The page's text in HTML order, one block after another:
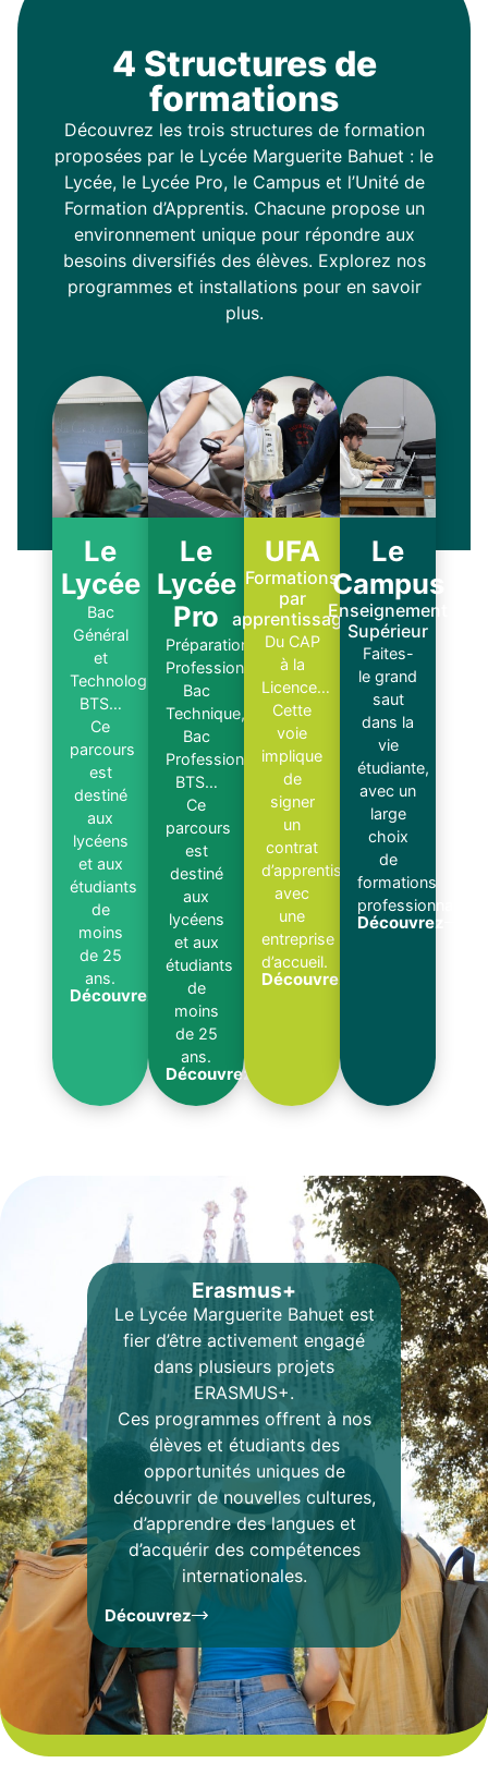
4 Structures de
formations
Découvrez les trois structures de formation
proposées par le Lycée Marguerite Bahuet : le
Lycée, le Lycée Pro, le Campus et l’Unité de
Formation d’Apprentis. Chacune propose un
environnement unique pour répondre aux
besoins diversifiés des élèves. Explorez nos
programmes et installations pour en savoir
plus.
Le
Lycée
Bac
Général
et
Technologique,
BTS…
Ce
parcours
est
destiné
aux
lycéens
et aux
étudiants
de
moins
de 25
ans.
Découvrez
Le
Lycée
Pro
Préparation
Professionnelle,
Bac
Technique,
Bac
Professionnel,
BTS…
Ce
parcours
est
destiné
aux
lycéens
et aux
étudiants
de
moins
de 25
ans.
Découvrez
UFA
Formations
par
apprentissage
Du CAP
à la
Licence…
Cette
voie
implique
de
signer
un
contrat
d’apprentissage
avec
une
entreprise
d’accueil.
Découvrez
Le
Campus
Enseignement
Supérieur
Faites-
le grand
saut
dans la
vie
étudiante,
avec un
large
choix
de
formations
Découvrez
Erasmus+
Le Lycée Marguerite Bahuet est
fier d’être activement engagé
dans plusieurs projets
ERASMUS+.
Ces programmes offrent à nos
élèves et étudiants des
opportunités uniques de
découvrir de nouvelles cultures,
d’apprendre des langues et
d’acquérir des compétences
internationales.
Découvrez